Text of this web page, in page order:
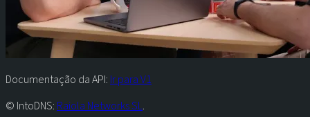
Documentação da API: Ir para V1
© IntoDNS: Raiola Networks SL.